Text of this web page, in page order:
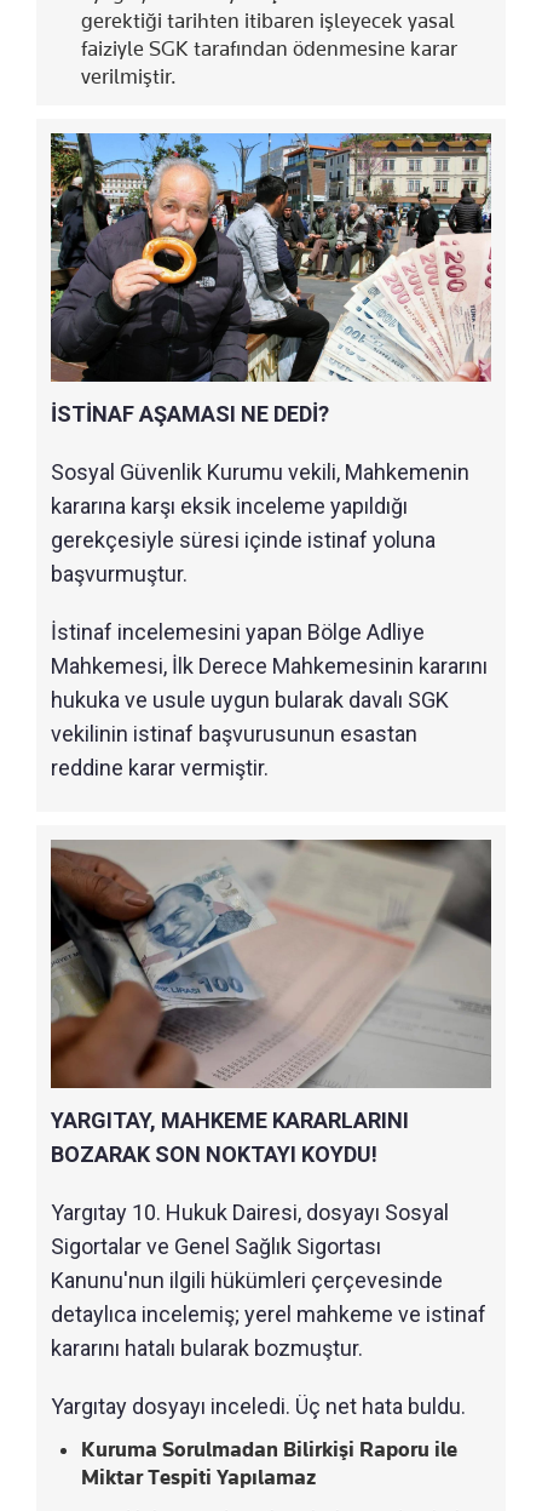
gerektiği tarihten itibaren işleyecek yasal
faiziyle SGK tarafından ödenmesine karar
verilmiştir.
İSTİNAF AŞAMASI NE DEDİ?
Sosyal Güvenlik Kurumu vekili, Mahkemenin
kararına karşı eksik inceleme yapıldığı
gerekçesiyle süresi içinde istinaf yoluna
başvurmuştur.
İstinaf incelemesini yapan Bölge Adliye
Mahkemesi, İlk Derece Mahkemesinin kararını
hukuka ve usule uygun bularak davalı SGK
vekilinin istinaf başvurusunun esastan
reddine karar vermiştir.
YARGITAY, MAHKEME KARARLARINI
BOZARAK SON NOKTAYI KOYDU!
Yargıtay 10. Hukuk Dairesi, dosyayı Sosyal
Sigortalar ve Genel Sağlık Sigortası
Kanunu'nun ilgili hükümleri çerçevesinde
detaylıca incelemiş; yerel mahkeme ve istinaf
kararını hatalı bularak bozmuştur.
Yargıtay dosyayı inceledi. Üç net hata buldu.
Kuruma Sorulmadan Bilirkişi Raporu ile
Miktar Tespiti Yapılamaz